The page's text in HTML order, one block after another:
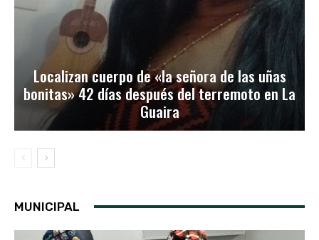
Localizan cuerpo de «la señora de las uñas
bonitas» 42 días después del terremoto en La
Guaira
MUNICIPAL